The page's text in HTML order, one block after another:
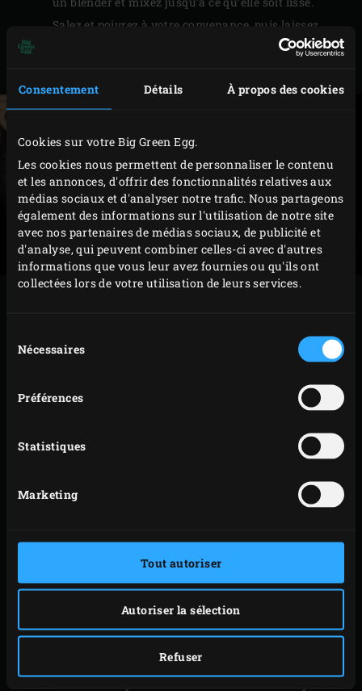
Consentement Détails À propos des cookies
Cookies sur votre Big Green Egg.
Les cookies nous permettent de personnaliser le contenu
et les annonces, d'offrir des fonctionnalités relatives aux
médias sociaux et d'analyser notre trafic. Nous partageons
également des informations sur l'utilisation de notre site
avec nos partenaires de médias sociaux, de publicité et
d'analyse, qui peuvent combiner celles-ci avec d'autres
informations que vous leur avez fournies ou qu'ils ont
collectées lors de votre utilisation de leurs services.
duNécessaires
Préférences
Statistiques
Marketing
Tout autoriser
Autoriser la sélection
Refuser
Salez et poivrez à votre convenance, puis laissez
refroidir la soupe. Laissez refroidir complètement
Retirez la grille et placez la
dans
Placez les tranches de betteraves grillées sur le côté
convexe de la grille. Rabattez le couvercle de l’EGG et
faites griller environ 3 minutes. Pendant ce temps,
badigeonnez les tranches de baguette des deux
côtés avec les 2 cuillères à soupe d’huile d’olive
restantes. Coupez les tomates cerises en deux.
sur la grille environ 1 minute. Retournez le pain et
faites-le griller encore 1 minute. Rabattez le
couvercle de l’EGG après chaque manipulation.
Retirez la baguette grillée de l’EGG : vos croûtons